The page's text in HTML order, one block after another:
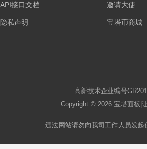
API接口文档
隐私声明
邀请大使
宝塔币商城
高新技术企业编号
Copyright © 2026 宝塔面板 |
违法网站请勿向我司工作人员发